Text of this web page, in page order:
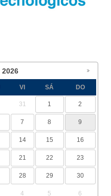
2026
VI SÁ DO
31 1 2
7 8 9
14 15 16
21 22 23
28 29 30
4 5 6